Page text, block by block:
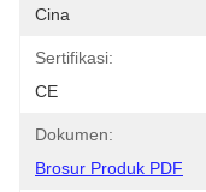
Cina
Sertifikasi:
CE
Dokumen:
Brosur Produk PDF